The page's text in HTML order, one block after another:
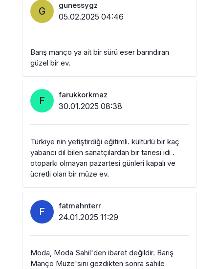
G gunessygz
05.02.2025 04:46
Barış manço ya ait bir sürü eser barındıran
güzel bir ev.
F farukkorkmaz
30.01.2025 08:38
Türkiye nin yetiştirdiği eğitimli. kültürlü bir kaç
yabancı dil bilen sanatçılardan bir tanesi idi .
otoparkı olmayan pazartesi günleri kapalı ve
ücretli olan bir müze ev.
F fatmahnterr
24.01.2025 11:29
Moda, Moda Sahil'den ibaret değildir. Barış
Manço Müze'sini gezdikten sonra sahile